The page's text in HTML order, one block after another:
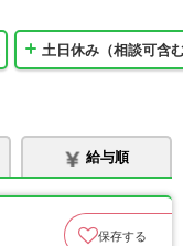
土日休み（相談可含
給与順
保存する